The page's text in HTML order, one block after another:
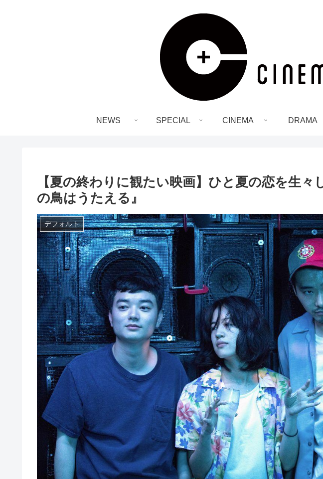
NEWS SPECIAL CINEMA DRAMA
【夏の終わりに観たい映画】ひと夏の恋を生々
の鳥はうたえる』
デフォルト